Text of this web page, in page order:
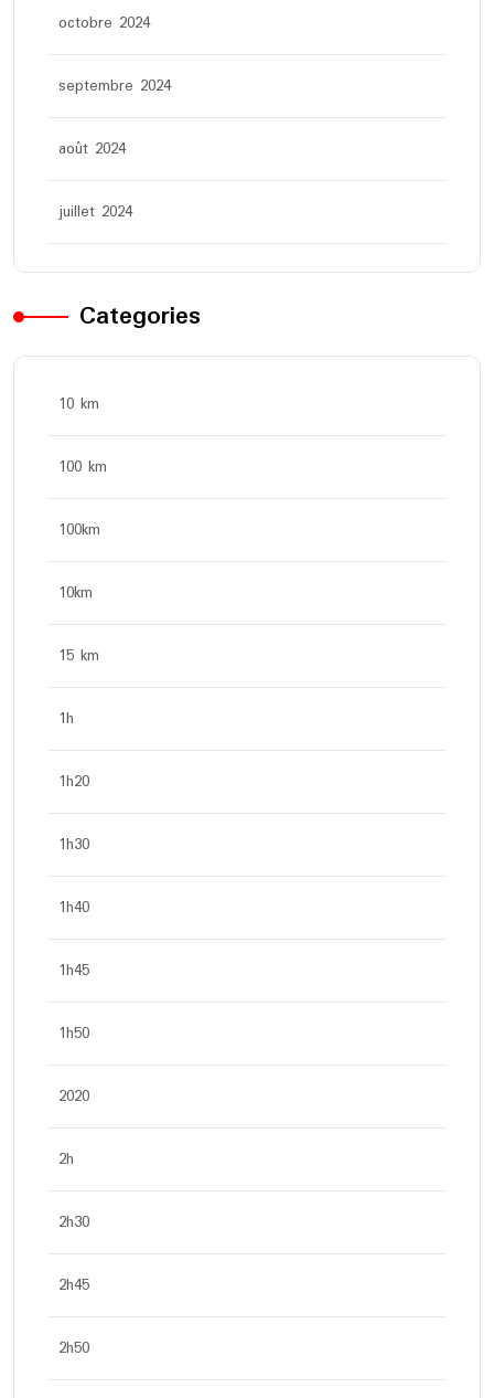
octobre 2024
septembre 2024
août 2024
juillet 2024
Categories
10 km
100 km
100km
10km
15 km
1h
1h20
1h30
1h40
1h45
1h50
2020
2h
2h30
2h45
2h50